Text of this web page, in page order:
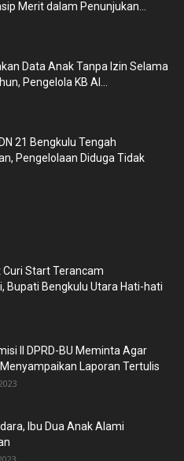
Merit dalam Penunjukan...
Data Anak Tanpa Izin Selama
Pengelola KB Al...
21 Bengkulu Tengah
Pengelolaan Diduga Tidak
Curi Start Terancam
Bupati Bengkulu Utara Hati-hati
II DPRD-BU Meminta Agar
Laporan Tertulis
Ibu Dua Anak Alami